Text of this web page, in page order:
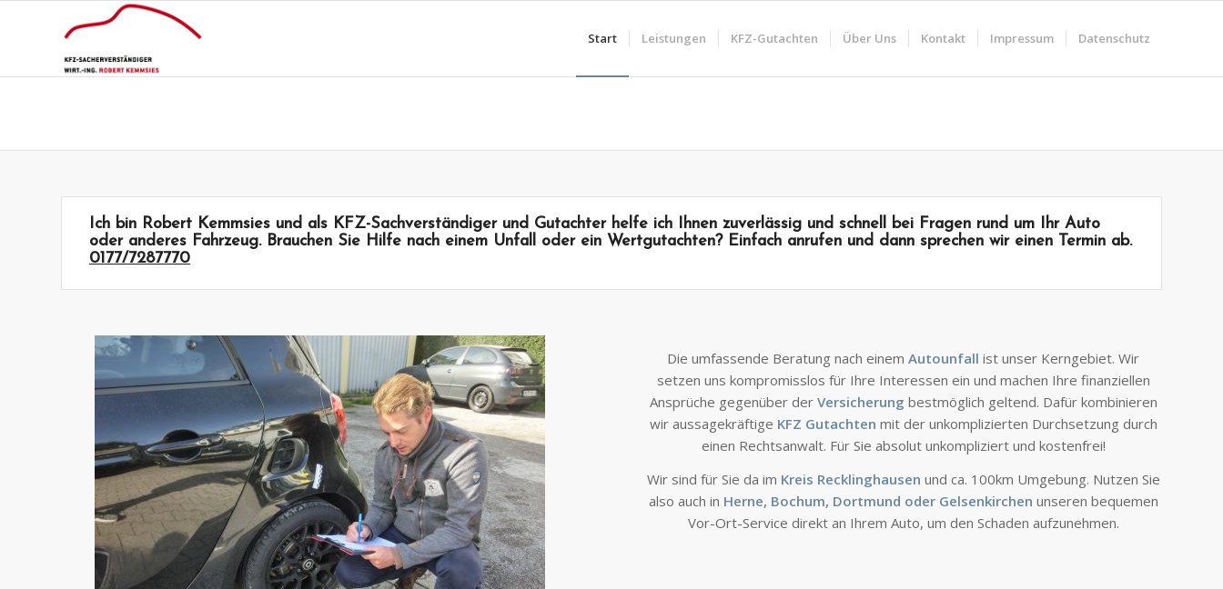
Start Leistungen KFZ-Gutachten Über Uns Kontakt Impressum Datenschutz
Ich bin Robert Kemmsies und als KFZ-Sachverständiger und Gutachterhelfe ich Ihnen zuverlässig und schnell bei Fragen rund um Ihr Auto
oder anderes Fahrzeug. Brauchen Sie Hilfe nach einem Unfall oder ein Wertgutachten? Einfach anrufen und dann sprechen wir einen Termin ab.
0177/7287770
Die umfassende Beratung nach einemAutounfallist unser Kerngebiet. Wir
setzen uns kompromisslos für Ihre Interessen ein und machen Ihre finanziellen
Ansprüche gegenüber der Versicherung bestmöglich geltend. Dafür kombinieren
wir aussagekräftige KFZ Gutachten mit der unkomplizierten Durchsetzung durch
einen Rechtsanwalt. Für Sie absolut unkompliziert und kostenfrei!
Wir sind für Sie da im Kreis Recklinghausen und ca. 100km Umgebung. Nutzen Sie
also auch in Herne, Bochum, Dortmund oder Gelsenkirchen unseren bequemen
Vor-Ort-Service direkt an Ihrem Auto, um den Schaden aufzunehmen.